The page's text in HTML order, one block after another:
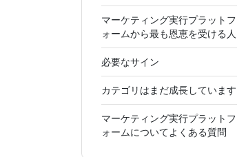
マーケティング実行プラットフ
ォームから最も恩恵を受ける人
必要なサイン
カテゴリはまだ成長しています
マーケティング実行プラットフ
ォームについてよくある質問